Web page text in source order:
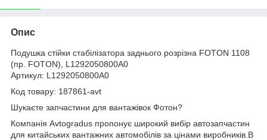
Опис
Подушка стійки стабілізатора заднього розрізна FOTON 1108
(пр. FOTON), L1292050800A0
Артикул: L1292050800A0
Код товару: 187861-avt
Шукаєте запчастини для вантажівок Фотон?
Компанія Avtogradus пропонує широкий вибір автозапчастин
для китайських вантажних автомобілів за цінами виробників.В